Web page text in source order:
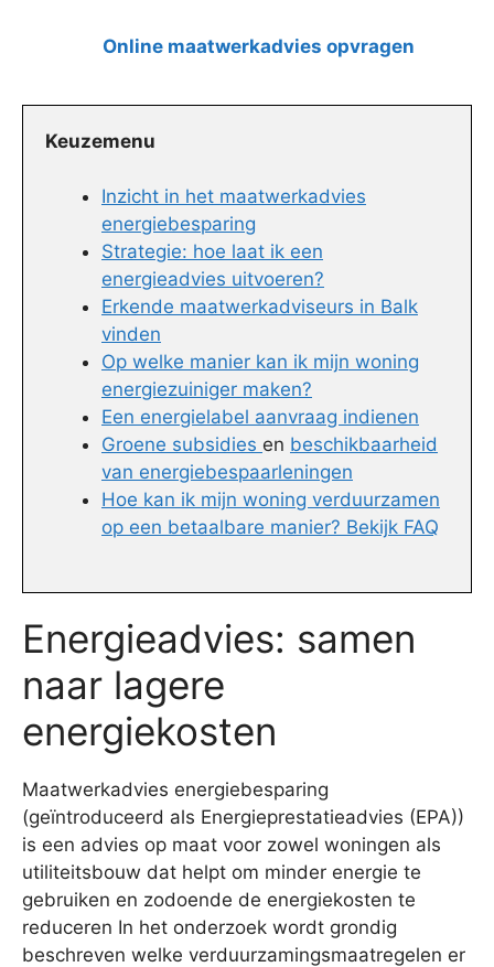
Online maatwerkadvies opvragen
Keuzemenu
Inzicht in het maatwerkadvies
energiebesparing
Strategie: hoe laat ik een
energieadvies uitvoeren?
Erkende maatwerkadviseurs in Balk
vinden
Op welke manier kan ik mijn woning
energiezuiniger maken?
Een energielabel aanvraag indienen
Groene subsidies en beschikbaarheid
van energiebespaarleningen
Hoe kan ik mijn woning verduurzamen
op een betaalbare manier? Bekijk FAQ
Energieadvies: samen
naar lagere
energiekosten
Maatwerkadvies energiebesparing
(geïntroduceerd als Energieprestatieadvies (EPA))
is een advies op maat voor zowel woningen als
utiliteitsbouw dat helpt om minder energie te
gebruiken en zodoende de energiekosten te
reduceren In het onderzoek wordt grondig
beschreven welke verduurzamingsmaatregelen er